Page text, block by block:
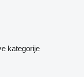
kategorije